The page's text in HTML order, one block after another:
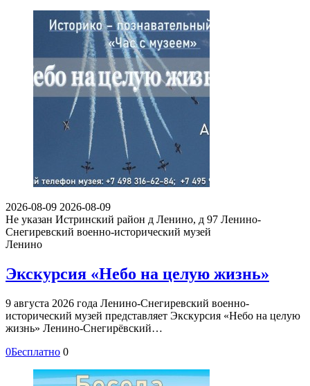
2026-08-09 2026-08-09
Не указан Истринский район д Ленино, д 97 Ленино-
Снегиревский военно-исторический музей
Ленино
Экскурсия «Небо на целую жизнь»
9 августа 2026 года Ленино-Снегиревский военно-
исторический музей представляет Экскурсия «Небо на целую
жизнь» Ленино-Снегирёвский…
0Бесплатно 0